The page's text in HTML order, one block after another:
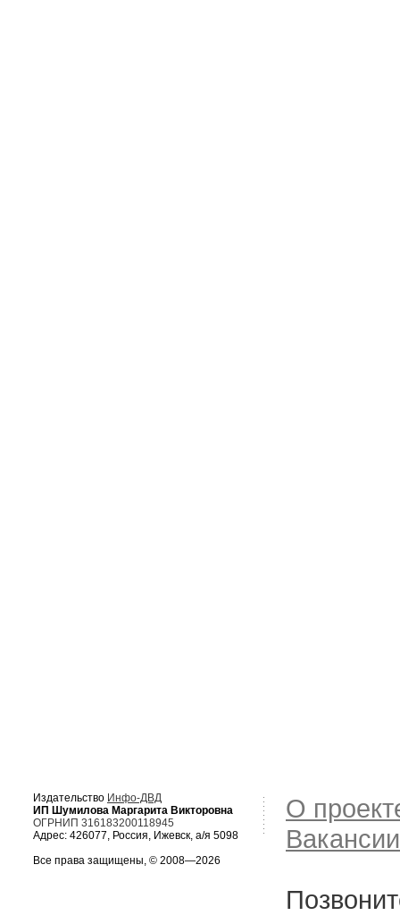
Издательство Инфо-ДВД
ИП Шумилова Маргарита Викторовна
ОГРНИП 316183200118945
Адрес: 426077, Россия, Ижевск, а/я 5098
Все права защищены, © 2008—2026
О
Вакансии